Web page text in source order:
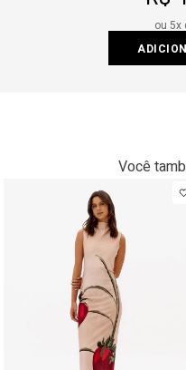
ou 5x
Você